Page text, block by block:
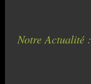
Notre Actualité :